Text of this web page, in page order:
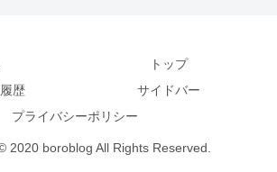
トップ
歴
サイドバー
プライバシーポリシー
2020 boroblog All Rights Reserved.